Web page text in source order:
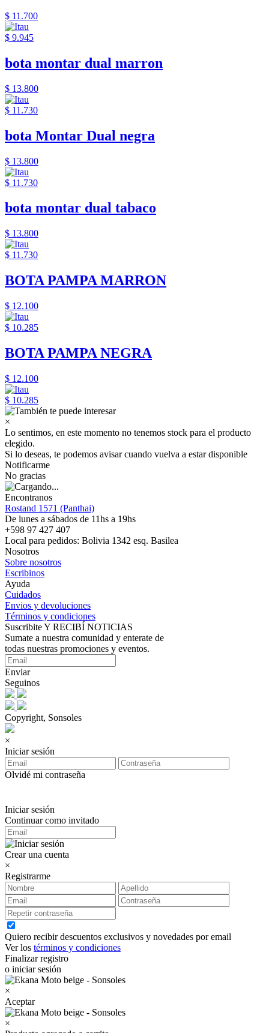
$ 11.700
$ 9.945
bota montar dual marron
$ 13.800
$ 11.730
bota Montar Dual negra
$ 13.800
$ 11.730
bota montar dual tabaco
$ 13.800
$ 11.730
BOTA PAMPA MARRON
$ 12.100
$ 10.285
BOTA PAMPA NEGRA
$ 12.100
$ 10.285
×
Lo sentimos, en este momento no tenemos stock para el producto
elegido.
Si lo deseas, te podemos avisar cuando vuelva a estar disponible
Notificarme
No gracias
Encontranos
Rostand 1571 (Panthai)
De lunes a sábados de 11hs a 19hs
+598 97 427 407
Local para pedidos: Bolivia 1342 esq. Basilea
Nosotros
Sobre nosotros
Escribinos
Ayuda
Cuidados
Envios y devoluciones
Términos y condiciones
Suscribite Y RECIBÍ NOTICIAS
Sumate a nuestra comunidad y enterate de
todas nuestras promociones y eventos.
Enviar
Seguinos
Copyright, Sonsoles
×
Iniciar sesión
Olvidé mi contraseña
Iniciar sesión
Continuar como invitado
Crear una cuenta
×
Registrarme
Quiero recibir descuentos exclusivos y novedades por email
Ver los términos y condiciones
Finalizar registro
o iniciar sesión
×
Aceptar
×